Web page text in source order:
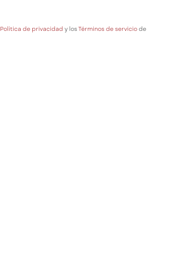
Política de privacidad y losTérminos de serviciode